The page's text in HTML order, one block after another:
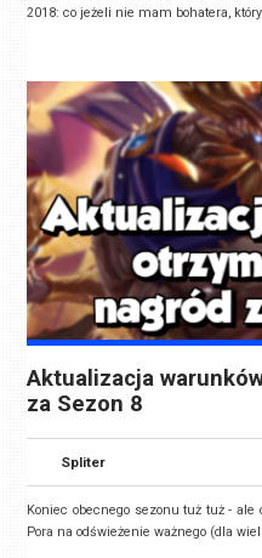
2018: co jeżeli nie mam bohatera,
Aktualizacja
za Sezon 8
Spliter
Koniec obecnego sezonu tuż tuż -
Pora na odświeżenie ważnego (dla